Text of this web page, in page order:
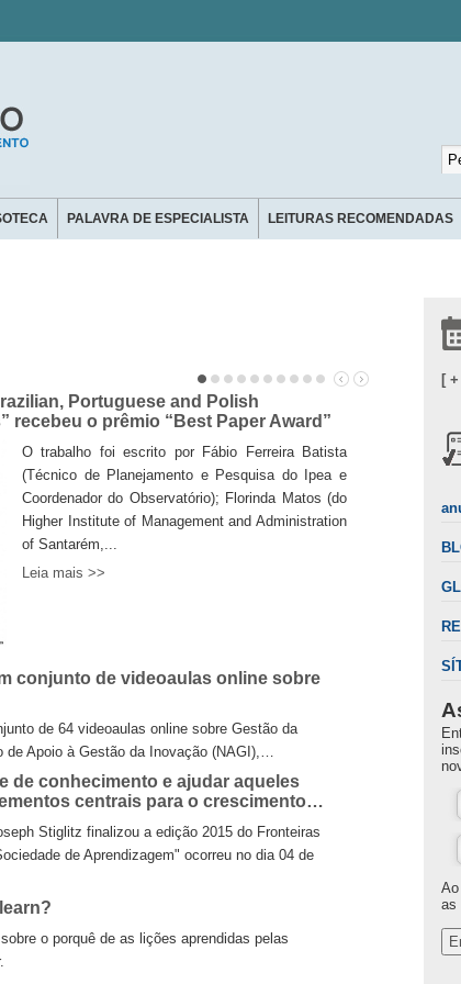
PALAVRA DE ESPECIALISTA LEITURAS RECOMENDADAS
Portuguese and Polish
recebeu o prêmio “Best Paper Award”
O trabalho foi escrito por Fábio Ferreira Batista
(Técnico de Planejamento e Pesquisa do Ipea e
Coordenador do Observatório); Florinda Matos (do
Higher Institute of Management and Administration
of Santarém,...
Leia mais >>
conjunto de videoaulas online sobre
de 64 videoaulas online sobre Gestão da
de Apoio à Gestão da Inovação (NAGI),…
de conhecimento e ajudar aqueles
centrais para o crescimento…
Stiglitz finalizou a edição 2015 do Fronteiras
de Aprendizagem" ocorreu no dia 04 de
o porquê de as lições aprendidas pelas
O
Conference
"A
Geoff
Em
inovação no
Gerente
Gomes
Em
[
as